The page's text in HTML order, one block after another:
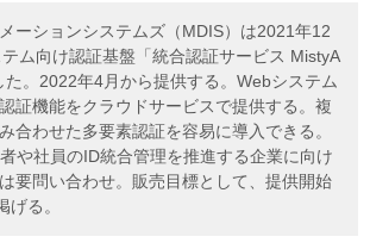
ーションシステムズ（MDIS）は2021年12
ム向け認証基盤「統合認証サービス MistyA
た。2022年4月から提供する。Webシステム
証機能をクラウドサービスで提供する。複
合わせた多要素認証を容易に導入できる。
や社員のID統合管理を推進する企業に向け
要問い合わせ。販売目標として、提供開始
る。